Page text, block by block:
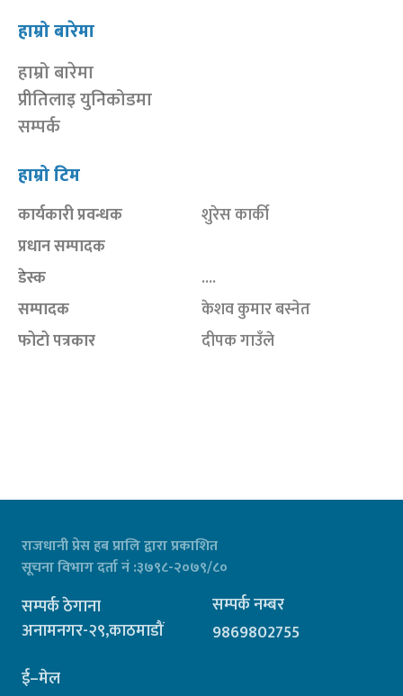
हाम्रो बारेमा
हाम्रो बारेमा
प्रीतिलाइ युनिकोडमा
सम्पर्क
हाम्रो टिम
कार्यकारी प्रवन्धक
शुरेस कार्की
प्रधान सम्पादक
डेस्क
....
सम्पादक
केशव कुमार बस्नेत
फोटो पत्रकार
दीपक गाउँले
राजधानी प्रेस हब प्रालि द्वारा प्रकाशित
सूचना विभाग दर्ता नं :३७९८-२०७९/८०
सम्पर्क ठेगाना
अनामनगर-२९,काठमाडौं
सम्पर्क नम्बर
9869802755
ई–मेल